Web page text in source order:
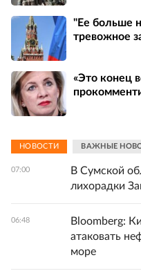
"Ее больше
тревожное
«Это конец
НОВОСТИ ВАЖНЫЕ
07:00
В Сумской
лихорадки
06:48
Bloomberg:
атаковать
море